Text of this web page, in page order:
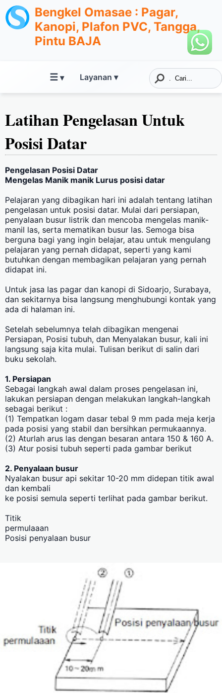
Bengkel Omasae : Pagar,
Kanopi, Plafon PVC, Tangga,
Pintu BAJA
☰ ▾ Layanan ▾
Latihan Pengelasan Untuk
Posisi Datar
Pengelasan Posisi Datar
Mengelas Manik manik Lurus posisi datar
Pelajaran yang dibagikan hari ini adalah tentang latihan
pengelasan untuk posisi datar. Mulai dari persiapan,
penyalaan busur listrik dan mencoba mengelas manik-
manil las, serta mematikan busur las. Semoga bisa
berguna bagi yang ingin belajar, atau untuk mengulang
pelajaran yang pernah didapat, seperti yang kami
butuhkan dengan membagikan pelajaran yang pernah
didapat ini.
Untuk jasa las pagar dan kanopi di Sidoarjo, Surabaya,
dan sekitarnya bisa langsung menghubungi kontak yang
ada di halaman ini.
Setelah sebelumnya telah dibagikan mengenai
Persiapan, Posisi tubuh, dan Menyalakan busur, kali ini
langsung saja kita mulai. Tulisan berikut di salin dari
buku sekolah.
1. Persiapan
Sebagai langkah awal dalam proses pengelasan ini,
lakukan persiapan dengan melakukan langkah-langkah
sebagai berikut :
(1) Tempatkan logam dasar tebal 9 mm pada meja kerja
pada posisi yang stabil dan bersihkan permukaannya.
(2) Aturlah arus las dengan besaran antara 150 & 160 A.
(3) Atur posisi tubuh seperti pada gambar berikut
2. Penyalaan busur
Nyalakan busur api sekitar 10-20 mm didepan titik awal
dan kembali
ke posisi semula seperti terlihat pada gambar berikut.
Titik
permulaaan
Posisi penyalaan busur